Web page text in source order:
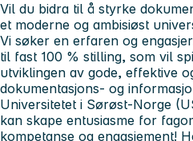
Vil du bidra til å styrke
et moderne og ambisiøst
Vi søker en erfaren og
til fast 100 % stilling, som vil
utviklingen av gode, effektive
dokumentasjons- og
Universitetet i Sørøst-Norge
kan skape entusiasme for
kompetanse og engasjement!